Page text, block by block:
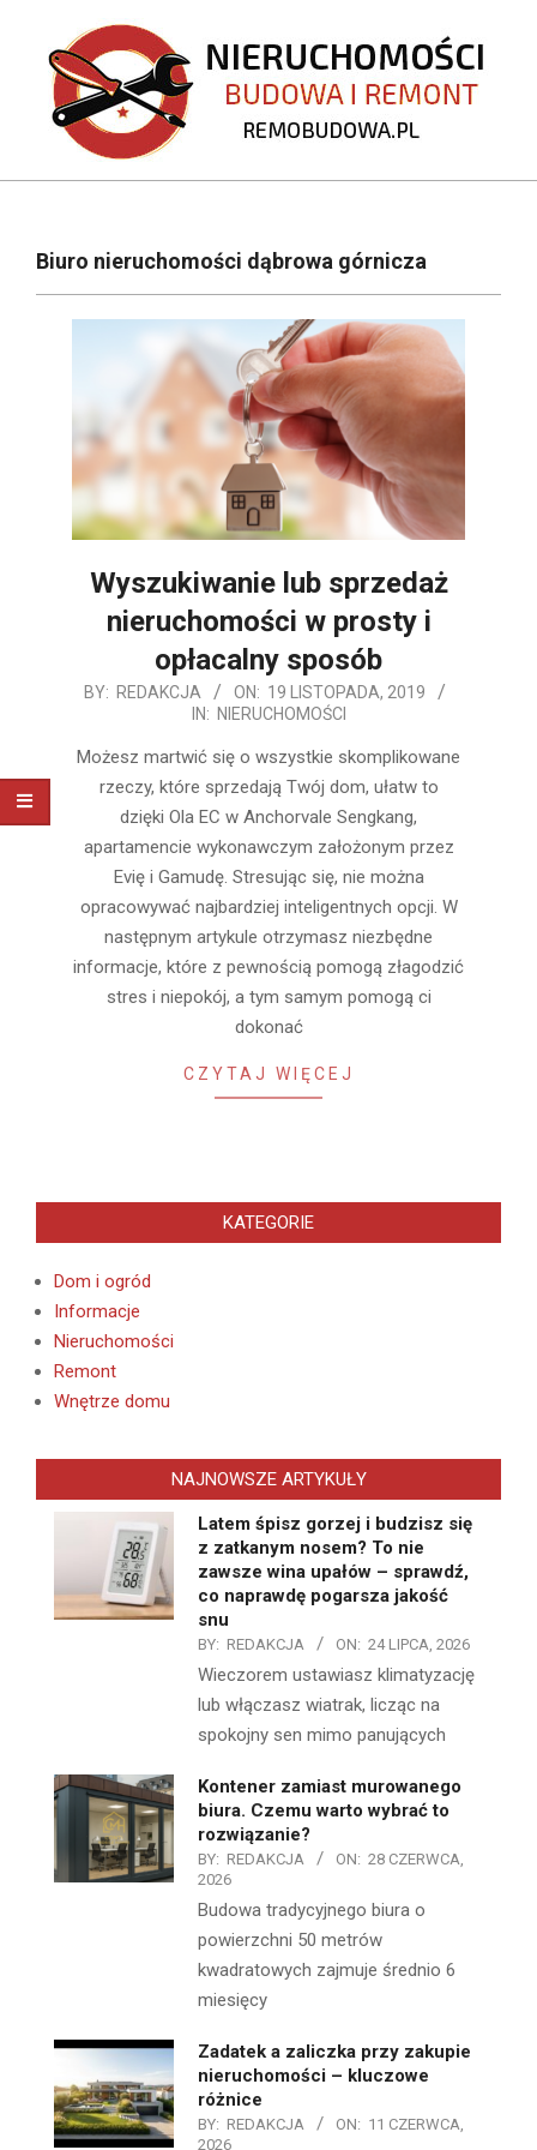
content
REMOBUDOWA.PL
NavigationBiuro nieruchomości dąbrowa górnicza
Wyszukiwanie lub sprzedaż
nieruchomości w prosty i
opłacalny sposób
2019-
19
BY: REDAKCJA ON: 19 LISTOPADA, 2019
IN: NIERUCHOMOŚCI
Możesz martwić się o wszystkie skomplikowane
rzeczy, które sprzedają Twój dom, ułatw to
dzięki Ola EC w Anchorvale Sengkang,
apartamencie wykonawczym założonym przez
Evię i Gamudę. Stresując się, nie można
opracowywać najbardziej inteligentnych opcji. W
następnym artykule otrzymasz niezbędne
informacje, które z pewnością pomogą złagodzić
stres i niepokój, a tym samym pomogą ci
dokonać
CZYTAJ WIĘCEJ
KATEGORIE
Dom i ogród
Informacje
Nieruchomości
Remont
Wnętrze domu
NAJNOWSZE ARTYKUŁY
Latem śpisz gorzej i budzisz się
z zatkanym nosem? To nie
zawsze wina upałów – sprawdź,
co naprawdę pogarsza jakość
snu
BY: REDAKCJA ON: 24 LIPCA, 2026
Wieczorem ustawiasz klimatyzację
lub włączasz wiatrak, licząc na
spokojny sen mimo panujących
Kontener zamiast murowanego
biura. Czemu warto wybrać to
rozwiązanie?
BY: REDAKCJA ON: 28 CZERWCA,
2026
Budowa tradycyjnego biura o
powierzchni 50 metrów
kwadratowych zajmuje średnio 6
miesięcy
Zadatek a zaliczka przy zakupie
nieruchomości – kluczowe
różnice
BY: REDAKCJA ON: 11 CZERWCA,
2026